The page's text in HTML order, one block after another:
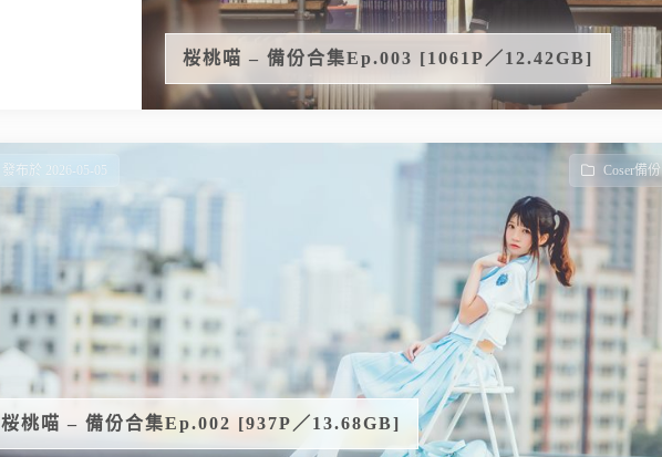
桜桃喵 – 備份合集Ep.003 [1061P／12.42GB]
發布於 2026-05-05 Coser備份
桜桃喵 – 備份合集Ep.002 [937P／13.68GB]